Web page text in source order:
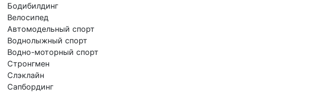
Бодибилдинг
Велосипед
Автомодельный спорт
Воднолыжный спорт
Водно-моторный спорт
Стронгмен
Слэклайн
Сапбординг